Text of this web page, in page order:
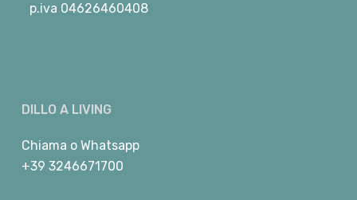
p.iva 04626460408
DILLO A LIVING
Chiama o Whatsapp
+39 3246671700